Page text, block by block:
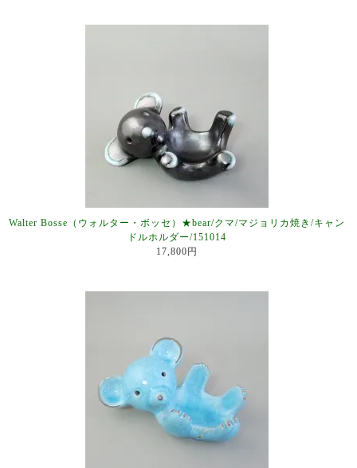
Walter Bosse（ウォルター・ボッセ）★bear/クマ/マジョリカ焼き/キャン
ドルホルダー/151014
17,800円